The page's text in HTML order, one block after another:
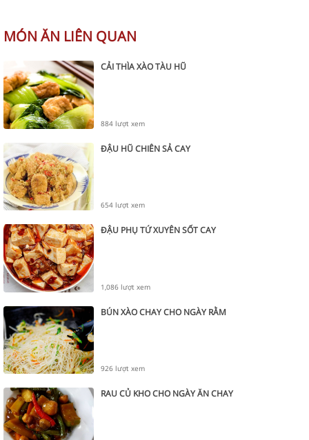
MÓN ĂN LIÊN QUAN
CẢI THÌA XÀO TÀU HŨ
884 lượt xem
ĐẬU HŨ CHIÊN SẢ CAY
654 lượt xem
ĐẬU PHỤ TỨ XUYÊN SỐT CAY
1,086 lượt xem
BÚN XÀO CHAY CHO NGÀY RẰM
926 lượt xem
RAU CỦ KHO CHO NGÀY ĂN CHAY